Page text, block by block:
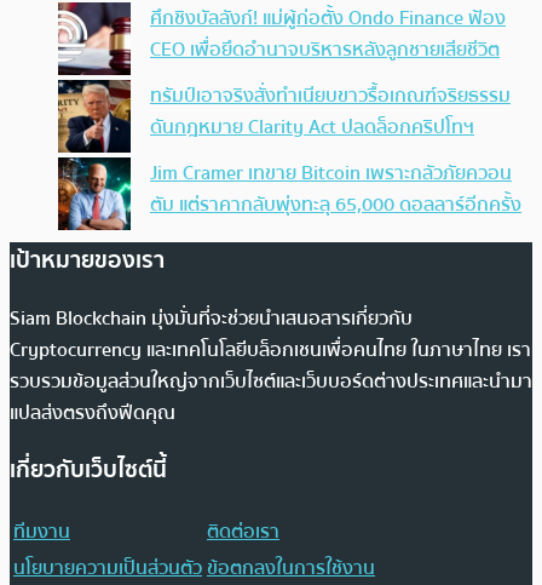
ศึกชิงบัลลังก์! แม่ผู้ก่อตั้ง Ondo Finance ฟ้อง
CEO เพื่อยึดอำนาจบริหารหลังลูกชายเสียชีวิต
ทรัมป์เอาจริง สั่งทำเนียบขาวรื้อเกณฑ์จริยธรรม
ดันกฎหมาย Clarity Act ปลดล็อกคริปโทฯ
Jim Cramer เทขาย Bitcoin เพราะกลัวภัยควอน
ตัม แต่ราคากลับพุ่งทะลุ 65,000 ดอลลาร์อีกครั้ง
เป้าหมายของเรา
Siam Blockchain มุ่งมั่นที่จะช่วยนำเสนอสารเกี่ยวกับ
Cryptocurrency และเทคโนโลยีบล็อกเชนเพื่อคนไทย ในภาษาไทย เรา
รวบรวมข้อมูลส่วนใหญ่จากเว็บไซต์และเว็บบอร์ดต่างประเทศและนำมา
แปลส่งตรงถึงฟีดคุณ
เกี่ยวกับเว็บไซต์นี้
ทีมงาน
ติดต่อเรา
นโยบายความเป็นส่วนตัวข้อตกลงในการใช้งาน